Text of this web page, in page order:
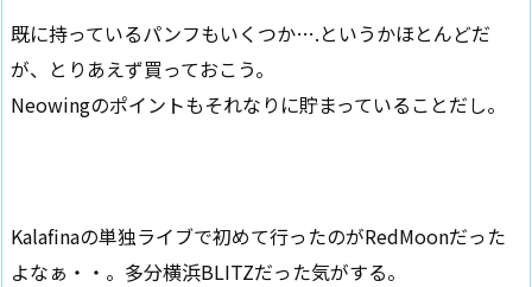
既に持っているパンフもいくつか….というかほとんどだ
が、とりあえず買っておこう。
Neowingのポイントもそれなりに貯まっていることだし。
Kalafinaの単独ライブで初めて行ったのがRedMoonだった
よなぁ・・。多分横浜BLITZだった気がする。